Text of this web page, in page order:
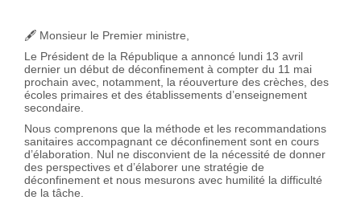
🖋 Monsieur le Premier ministre,
Le Président de la République a annoncé lundi 13 avril
dernier un début de déconfinement à compter du 11 mai
prochain avec, notamment, la réouverture des crèches, des
écoles primaires et des établissements d’enseignement
secondaire.
Nous comprenons que la méthode et les recommandations
sanitaires accompagnant ce déconfinement sont en cours
d’élaboration. Nul ne disconvient de la nécessité de donner
des perspectives et d’élaborer une stratégie de
déconfinement et nous mesurons avec humilité la difficulté
de la tâche.